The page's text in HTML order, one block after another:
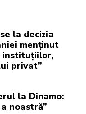
la decizia
menținut
instituțiilor,
privat”
la Dinamo:
noastră”